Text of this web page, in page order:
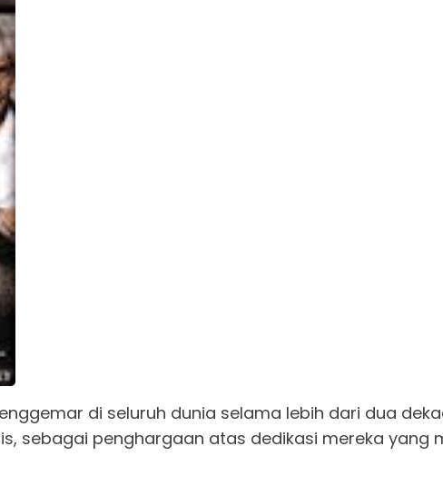
di seluruh dunia selama lebih dari dua
sebagai penghargaan atas dedikasi mereka yang